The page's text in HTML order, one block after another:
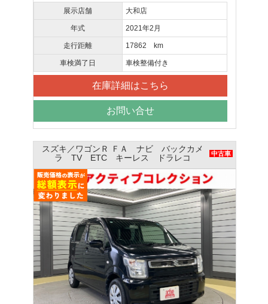
展示店舗 大和店
年式 2021年2月
走行距離 17862 km
車検満了日 車検整備付き
在庫詳細はこちら
お問い合せ
スズキ／ワゴンＲ ＦＡ ナビ バックカメ
ラ TV ETC キーレス ドラレコ
中古車